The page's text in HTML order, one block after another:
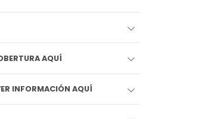
Y COBERTURA AQUÍ
INFORMACIÓN AQUÍ